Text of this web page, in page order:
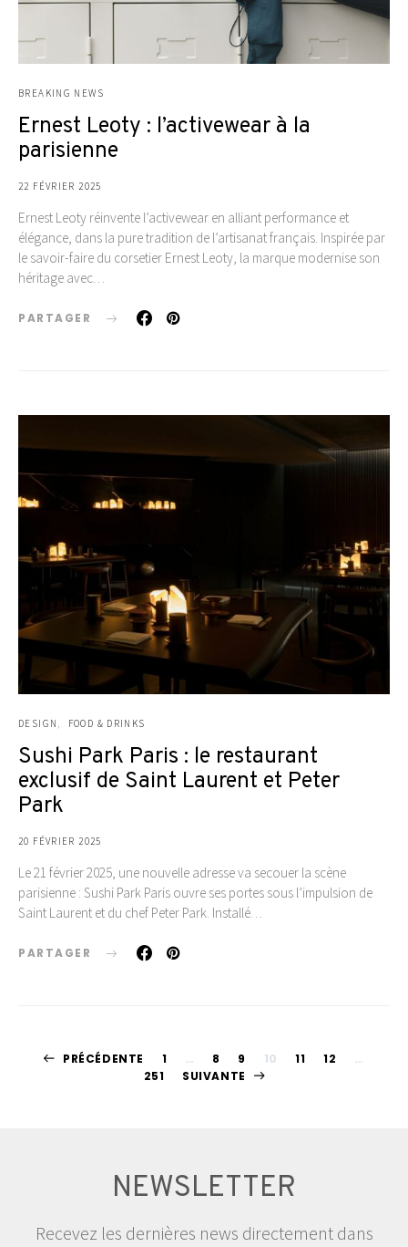
BREAKING NEWS
Ernest Leoty : l’activewear à la
parisienne
22 FÉVRIER 2025
Ernest Leoty réinvente l’activewear en alliant performance et
élégance, dans la pure tradition de l’artisanat français. Inspirée par
le savoir-faire du corsetier Ernest Leoty, la marque modernise son
héritage avec…
PARTAGER
DESIGN FOOD & DRINKS
Sushi Park Paris : le restaurant
exclusif de Saint Laurent et Peter
Park
20 FÉVRIER 2025
Le 21 février 2025, une nouvelle adresse va secouer la scène
parisienne : Sushi Park Paris ouvre ses portes sous l’impulsion de
Saint Laurent et du chef Peter Park. Installé…
PARTAGER
Pagination
PRÉCÉDENTE 1 … 8 9 10 11 12
…
251
SUIVANTE
NEWSLETTER
Recevez les dernières news directement dans